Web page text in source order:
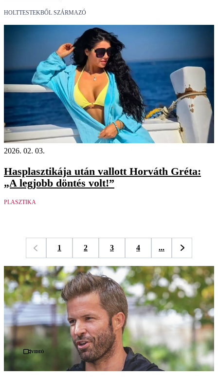
HOLTTESTEKBŐL SZÁRMAZÓ
2026. 02. 03.
Hasplasztikája után vallott Horváth Gréta:
„A legjobb döntés volt!”
PLASZTIKA
1 2 3 4 ...
Videó